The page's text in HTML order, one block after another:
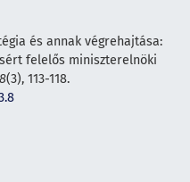
és annak végrehajtása:
felelős miniszterelnöki
(3), 113-118.